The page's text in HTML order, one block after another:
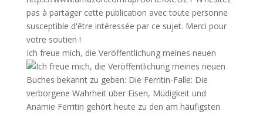
Ich freue mich, die Veröffentlichung meines neuen